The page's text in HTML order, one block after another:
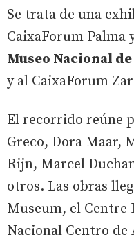
Se trata de una
CaixaForum Palma
Museo Nacional
y al CaixaForum
El recorrido reúne
Greco, Dora Maar,
Rijn, Marcel
otros. Las obras
Museum, el Centre
Nacional Centro de